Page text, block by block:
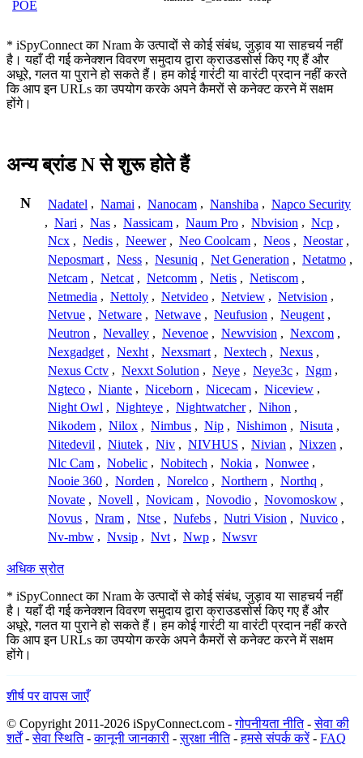
POE
* iSpyConnect का Nram के उत्पादों से कोई संबंध, जुड़ाव या साहचर्य नहीं
है। यहाँ दी गई कनेक्शन विवरण समुदाय द्वारा क्राउडसोर्स किए गए हैं और
अधूरे, गलत या पुराने हो सकते हैं। हम कोई गारंटी या वारंटी प्रदान नहीं करते
कि आप इन URLs का उपयोग करके अपने कैमरों से कनेक्ट करने में सक्षम
होंगे।
अन्य ब्रांड N से शुरू होते हैं
N Nadatel , Namai , Nanocam , Nanshiba , Napco Security
, Nari , Nas , Nassicam , Naum Pro , Nbvision , Ncp ,
Ncx , Nedis , Neewer , Neo Coolcam , Neos , Neostar ,
Neposmart , Ness , Nesuniq , Net Generation , Netatmo ,
Netcam , Netcat , Netcomm , Netis , Netiscom ,
Netmedia , Nettoly , Netvideo , Netview , Netvision ,
Netvue , Netware , Netwave , Neufusion , Neugent ,
Neutron , Nevalley , Nevenoe , Newvision , Nexcom ,
Nexgadget , Nexht , Nexsmart , Nextech , Nexus ,
Nexus Cctv , Nexxt Solution , Neye , Neye3c , Ngm ,
Ngteco , Niante , Niceborn , Nicecam , Niceview ,
Night Owl , Nighteye , Nightwatcher , Nihon ,
Nikodem , Nilox , Nimbus , Nip , Nishimon , Nisuta ,
Nitedevil , Niutek , Niv , NIVHUS , Nivian , Nixzen ,
Nlc Cam , Nobelic , Nobitech , Nokia , Nonwee ,
Nooie 360 , Norden , Norelco , Northern , Northq ,
Novate , Novell , Novicam , Novodio , Novomoskow ,
Novus , Nram , Ntse , Nufebs , Nutri Vision , Nuvico ,
Nv-mbw , Nvsip , Nvt , Nwp , Nwsvr
अधिक स्रोत
* iSpyConnect का Nram के उत्पादों से कोई संबंध, जुड़ाव या साहचर्य नहीं
है। यहाँ दी गई कनेक्शन विवरण समुदाय द्वारा क्राउडसोर्स किए गए हैं और
अधूरे, गलत या पुराने हो सकते हैं। हम कोई गारंटी या वारंटी प्रदान नहीं करते
कि आप इन URLs का उपयोग करके अपने कैमरों से कनेक्ट करने में सक्षम
होंगे।
शीर्ष पर वापस जाएँ
© Copyright 2011-2026 iSpyConnect.com -गोपनीयता नीति-सेवा की
शर्तें-सेवा स्थिति-कानूनी जानकारी -सुरक्षा नीति-हमसे संपर्क करें- FAQ